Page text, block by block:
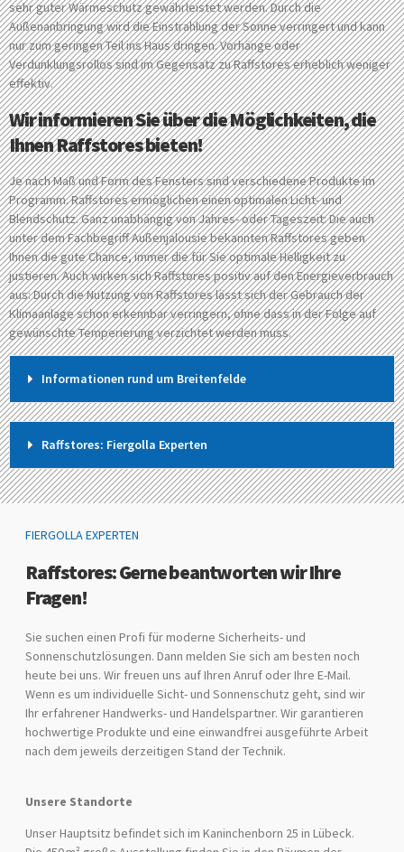
sehr guter Wärmeschutz gewährleistet werden. Durch die
Außenanbringung wird die Einstrahlung der Sonne verringert und kann
nur zum geringen Teil ins Haus dringen. Vorhänge oder
Verdunklungsrollos sind im Gegensatz zu Raffstores erheblich weniger
effektiv.
Wir informieren Sie über die Möglichkeiten, die
Ihnen Raffstores bieten!
Je nach Maß und Form des Fensters sind verschiedene Produkte im
Programm. Raffstores ermöglichen einen optimalen Licht- und
Blendschutz. Ganz unabhängig von Jahres- oder Tageszeit: Die auch
unter dem Fachbegriff Außenjalousie bekannten Raffstores geben
Ihnen die gute Chance, immer die für Sie optimale Helligkeit zu
justieren. Auch wirken sich Raffstores positiv auf den Energieverbrauch
aus: Durch die Nutzung von Raffstores lässt sich der Gebrauch der
Klimaanlage schon erkennbar verringern, ohne dass in der Folge auf
gewünschte Temperierung verzichtet werden muss.
Informationen rund um Breitenfelde
Raffstores: Fiergolla Experten
FIERGOLLA EXPERTEN
Raffstores: Gerne beantworten wir Ihre
Fragen!
Sie suchen einen Profi für moderne Sicherheits- und
Sonnenschutzlösungen. Dann melden Sie sich am besten noch
heute bei uns. Wir freuen uns auf Ihren Anruf oder Ihre E-Mail.
Wenn es um individuelle Sicht- und Sonnenschutz geht, sind wir
Ihr erfahrener Handwerks- und Handelspartner. Wir garantieren
hochwertige Produkte und eine einwandfrei ausgeführte Arbeit
nach dem jeweils derzeitigen Stand der Technik.
Unsere Standorte
Unser Hauptsitz befindet sich im Kaninchenborn 25 in Lübeck.